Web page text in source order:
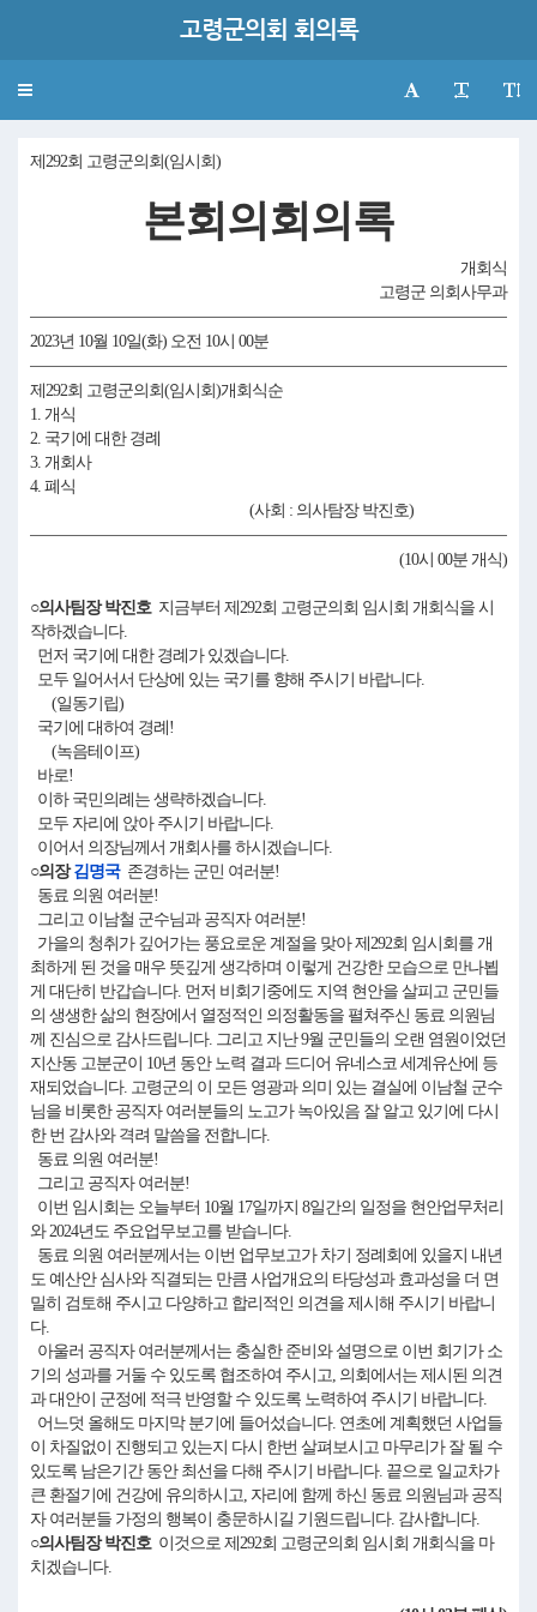
고령군의회 회의록
Toggle
제292회 고령군의회(임시회)
본회의회의록
개회식
고령군 의회사무과
2023년 10월 10일(화) 오전 10시 00분
제292회 고령군의회(임시회)개회식순
1. 개식
2. 국기에 대한 경례
3. 개회사
4. 폐식
(사회 : 의사탐장 박진호)
(10시 00분 개식)
○의사팀장 박진호지금부터 제292회 고령군의회 임시회 개회식을 시
작하겠습니다.
먼저 국기에 대한 경례가 있겠습니다.
모두 일어서서 단상에 있는 국기를 향해 주시기 바랍니다.
(일동기립)
국기에 대하여 경례!
(녹음테이프)
바로!
이하 국민의례는 생략하겠습니다.
모두 자리에 앉아 주시기 바랍니다.
이어서 의장님께서 개회사를 하시겠습니다.
○의장김명국존경하는 군민 여러분!
동료 의원 여러분!
그리고 이남철 군수님과 공직자 여러분!
가을의 청취가 깊어가는 풍요로운 계절을 맞아 제292회 임시회를 개
최하게 된 것을 매우 뜻깊게 생각하며 이렇게 건강한 모습으로 만나뵙
게 대단히 반갑습니다. 먼저 비회기중에도 지역 현안을 살피고 군민들
의 생생한 삶의 현장에서 열정적인 의정활동을 펼쳐주신 동료 의원님
께 진심으로 감사드립니다. 그리고 지난 9월 군민들의 오랜 염원이었던
지산동 고분군이 10년 동안 노력 결과 드디어 유네스코 세계유산에 등
재되었습니다. 고령군의 이 모든 영광과 의미 있는 결실에 이남철 군수
님을 비롯한 공직자 여러분들의 노고가 녹아있음 잘 알고 있기에 다시
한 번 감사와 격려 말씀을 전합니다.
동료 의원 여러분!
그리고 공직자 여러분!
이번 임시회는 오늘부터 10월 17일까지 8일간의 일정을 현안업무처리
와 2024년도 주요업무보고를 받습니다.
동료 의원 여러분께서는 이번 업무보고가 차기 정례회에 있을지 내년
도 예산안 심사와 직결되는 만큼 사업개요의 타당성과 효과성을 더 면
밀히 검토해 주시고 다양하고 합리적인 의견을 제시해 주시기 바랍니
다.
아울러 공직자 여러분께서는 충실한 준비와 설명으로 이번 회기가 소
기의 성과를 거둘 수 있도록 협조하여 주시고, 의회에서는 제시된 의견
과 대안이 군정에 적극 반영할 수 있도록 노력하여 주시기 바랍니다.
어느덧 올해도 마지막 분기에 들어섰습니다. 연초에 계획했던 사업들
이 차질없이 진행되고 있는지 다시 한번 살펴보시고 마무리가 잘 될 수
있도록 남은기간 동안 최선을 다해 주시기 바랍니다. 끝으로 일교차가
큰 환절기에 건강에 유의하시고, 자리에 함께 하신 동료 의원님과 공직
자 여러분들 가정의 행복이 충문하시길 기원드립니다. 감사합니다.
○의사팀장 박진호이것으로 제292회 고령군의회 임시회 개회식을 마
치겠습니다.